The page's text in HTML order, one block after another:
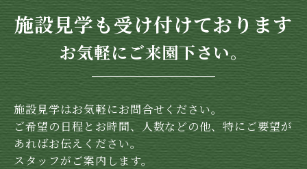
施設見学も受け付けております
お気軽にご来園下さい。
施設見学はお気軽にお問合せください。
ご希望の日程とお時間、人数などの他、特にご要望が
あればお伝えください。
スタッフがご案内します。